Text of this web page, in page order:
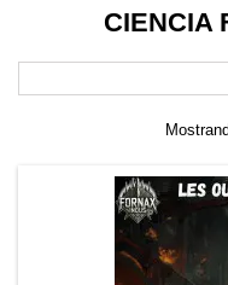
CIENCIA